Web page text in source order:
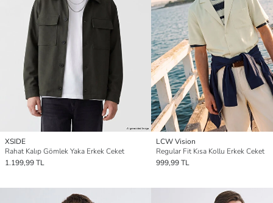
XSIDE
Rahat Kalıp Gömlek Yaka Erkek Ceket
1.199,99 TL
LCW Vision
Regular Fit Kısa Kollu Erkek Ceket
999,99 TL